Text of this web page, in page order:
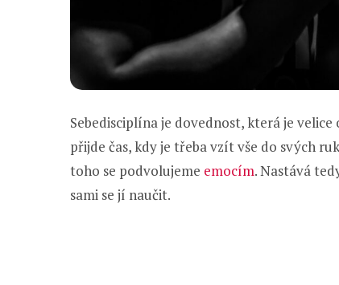
Sebedisciplína je dovednost, která je
přijde čas, kdy je třeba vzít vše do svých
toho se podvolujeme emocím. Nastává
sami se jí naučit.